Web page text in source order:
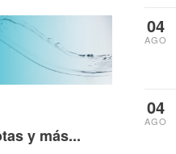
y más...
04
AGO
04
AGO